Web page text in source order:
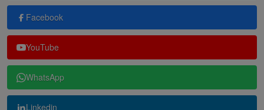
Facebook
YouTube
WhatsApp
Linkedin